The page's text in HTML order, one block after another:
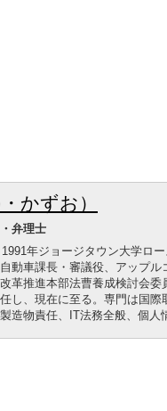
かずお）
弁理士
年ジョージタウン大学ロ
動車課長・審議役、アップ
革推進本部法曹養成検討会
し、現在に至る。専門は国
造物責任、IT法務全般、個人